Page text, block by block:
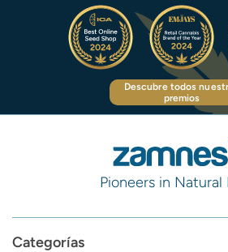
Descubre todos
premios
Pioneers in Natural
Categorías